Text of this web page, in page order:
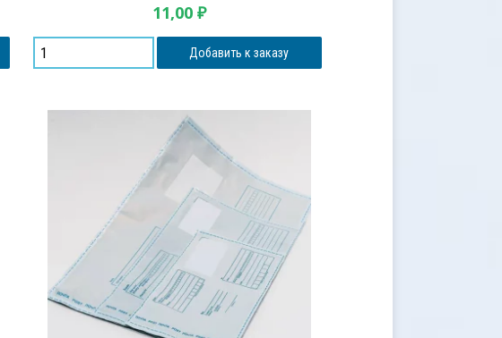
11,00₽
Добавить к заказу